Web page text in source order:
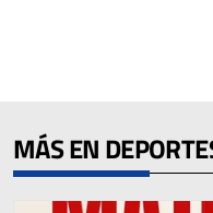
MÁS EN